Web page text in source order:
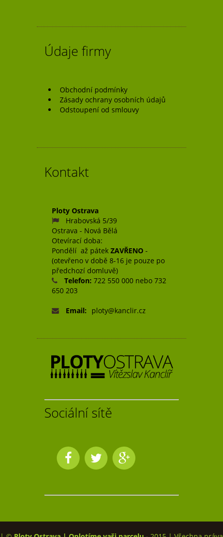
Údaje firmy
Obchodní podmínky
Zásady ochrany osobních údajů
Odstoupení od smlouvy
Kontakt
Ploty Ostrava
Hrabovská 5/39
Ostrava - Nová Bělá
Otevírací doba:
Pondělí až pátek ZAVŘENO -
(otevřeno v době 8-16 je pouze po
předchozí domluvě)
Telefon: 722 550 000 nebo 732
650 203
Email: ploty@kanclir.cz
Sociální sítě